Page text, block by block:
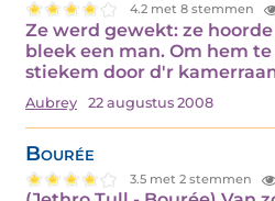
4.2 met 8 stemmen
Ze werd gewekt: ze
bleek een man. Om hem
stiekem door d'r
Aubrey 22 augustus 2008
Bourée
3.5 met 2 stemmen